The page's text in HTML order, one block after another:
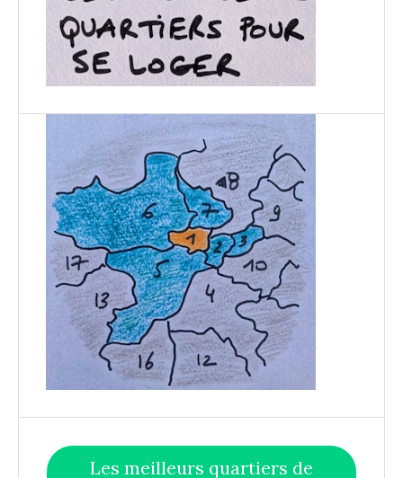
Les meilleurs quartiers de